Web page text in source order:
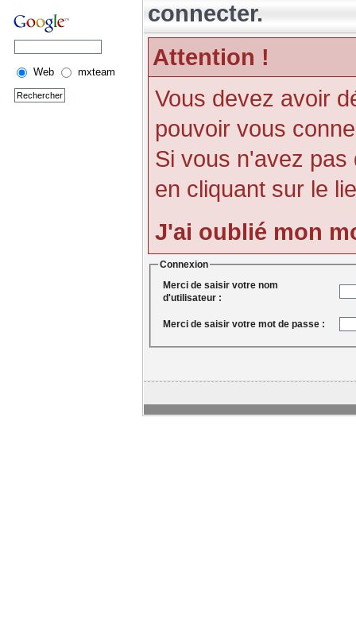
Web mxteam
connecter.
Attention !
Vous devez avoir
pouvoir vous
Si vous n'avez
en cliquant sur le
J'ai oublié mon
Connexion
Merci de saisir votre nom
d'utilisateur :
Merci de saisir votre mot de passe :